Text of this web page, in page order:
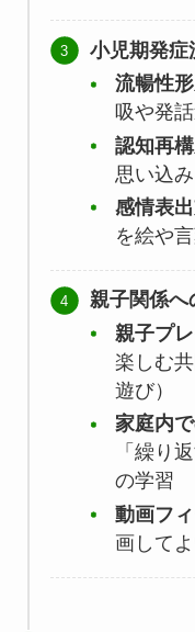
小児期発症
流暢性
吸や発
認知再
思い込
感情表
を絵や
親子関係へ
親子プ
楽しむ
遊び）
家庭内
「繰り
の学習
動画フ
画して